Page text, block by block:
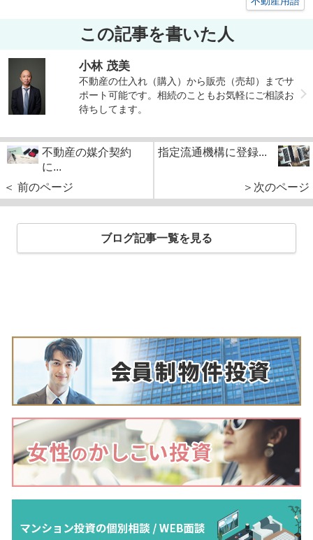
この記事を書いた人
小林 茂美
不動産の仕入れ（購入）から販売（売却）までサ
ポート可能です。相続のこともお気軽にご相談お
待ちしてます。
不動産の媒介契約
に...
＜ 前のページ
指定流通機構に登録...
＞次のページ
ブログ記事一覧を見る